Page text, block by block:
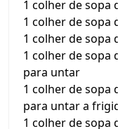
1 colher de sopa
1 colher de sopa
1 colher de sopa
1 colher de sopa
para untar
1 colher de sopa
para untar a
1 colher de sopa